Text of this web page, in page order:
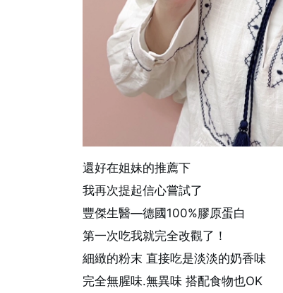
還好在姐妹的推薦下
我再次提起信心嘗試了
豐傑生醫—德國100%膠原蛋白
第一次吃我就完全改觀了！
細緻的粉末 直接吃是淡淡的奶香味
完全無腥味.無異味 搭配食物也OK